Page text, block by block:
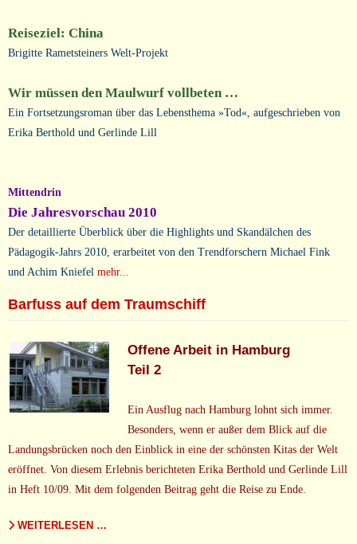
Reiseziel: China
Brigitte Rametsteiners Welt-Projekt
Wir müssen den Maulwurf vollbeten …
Ein Fortsetzungsroman über das Lebensthema »Tod«, aufgeschrieben von
Erika Berthold und Gerlinde Lill
Mittendrin
Die Jahresvorschau 2010
Der detaillierte Überblick über die Highlights und Skandälchen des
Pädagogik-Jahrs 2010, erarbeitet von den Trendforschern Michael Fink
und Achim Kniefel mehr...
Barfuss auf dem Traumschiff
Offene Arbeit in Hamburg
Teil 2
Ein Ausflug nach Hamburg lohnt sich immer.
Besonders, wenn er außer dem Blick auf die
Landungsbrücken noch den Einblick in eine der schönsten Kitas der Welt
eröffnet. Von diesem Erlebnis berichteten Erika Berthold und Gerlinde Lill
in Heft 10/09. Mit dem folgenden Beitrag geht die Reise zu Ende.
WEITERLESEN …